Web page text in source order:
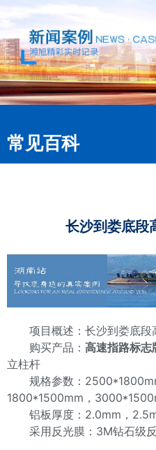
常见百科
长沙到娄底段
项目概述：长沙到娄底
购买产品： 高速指路标志
立柱杆
规格参数：
1800*1500mm，
铝板厚度：2.0mm，
采用反光膜：3M钻石级反